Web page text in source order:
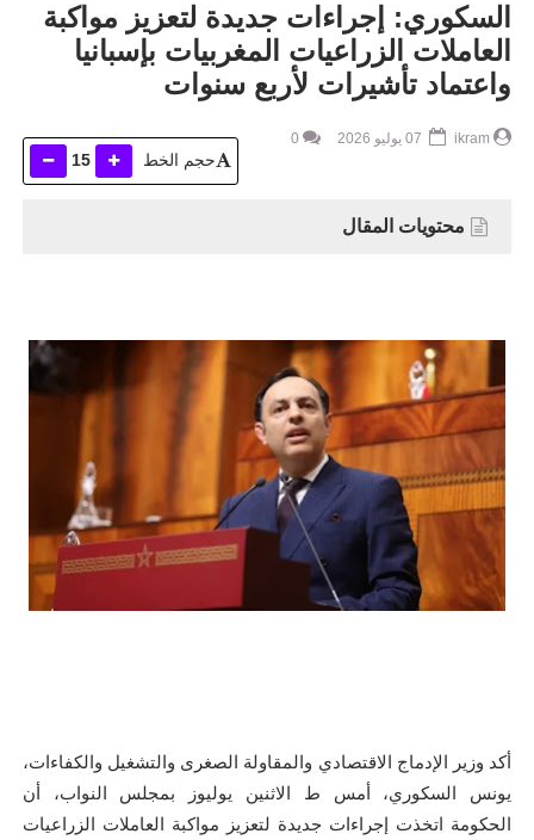
السكوري: إجراءات جديدة لتعزيز مواكبة
العاملات الزراعيات المغربيات بإسبانيا
واعتماد تأشيرات لأربع سنوات
ikram
0
حجم الخط 15
محتويات المقال
أكد وزير الإدماج الاقتصادي والمقاولة الصغرى والتشغيل والكفاءات،
يونس السكوري، أمس ط الاثنين يوليوز بمجلس النواب، أن
الحكومة اتخذت إجراءات جديدة لتعزيز مواكبة العاملات الزراعيات